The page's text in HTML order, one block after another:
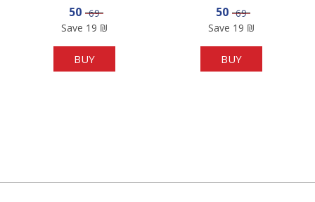
Sale price
50 Price
69
Save 19 ₪
BUY
Sale price
50 Price
69
Save 19 ₪
BUY